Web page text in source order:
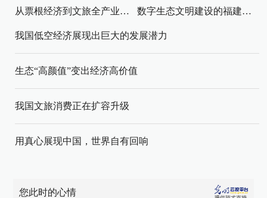
从票根经济到文旅全产业链升级 数字生态文明建设的福建路径与启示
我国低空经济展现出巨大的发展潜力
生态“高颜值”变出经济高价值
我国文旅消费正在扩容升级
用真心展现中国，世界自有回响
您此时的心情